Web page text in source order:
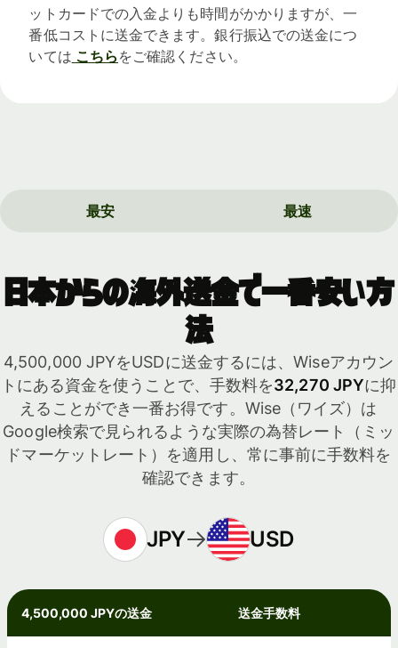
ットカードでの入金よりも時間がかかりますが、一
番低コストに送金できます。銀行振込での送金につ
いては こちら をご確認ください。
最安 最速
日本からの海外送金で一番安い方
法
4,500,000 JPYをUSDに送金するには、Wiseアカウン
トにある資金を使うことで、手数料を32,270 JPYに抑
えることができ一番お得です。Wise（ワイズ）は
Google検索で見られるような実際の為替レート（ミッ
ドマーケットレート）を適用し、常に事前に手数料を
確認できます。
JPY USD
4,500,000 JPYの送金 送金手数料